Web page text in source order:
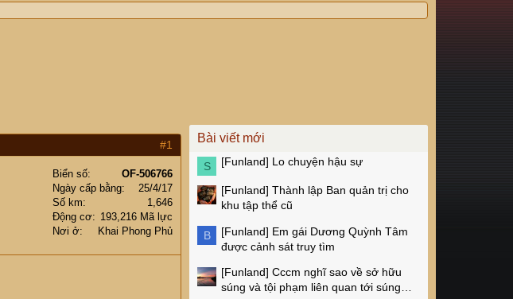
#1
Biển số
OF-506766
Ngày cấp bằng
25/4/17
Số km
1,646
Động cơ
193,216 Mã lực
Nơi ở
Khai Phong Phủ
Bài viết mới
S [Funland] Lo chuyện hậu sự
[Funland] Thành lập Ban quản trị cho
khu tập thể cũ
B [Funland] Em gái Dương Quỳnh Tâm
được cảnh sát truy tìm
[Funland] Cccm nghĩ sao về sở hữu
súng và tội phạm liên quan tới súng